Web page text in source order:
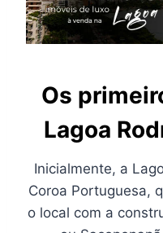
Os
Lagoa
Inicialmente, a
Coroa Portuguesa,
o local com a